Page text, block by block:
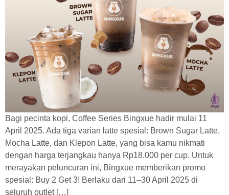
Bagi pecinta kopi, Coffee Series Bingxue hadir mulai 11
April 2025. Ada tiga varian latte spesial: Brown Sugar Latte,
Mocha Latte, dan Klepon Latte, yang bisa kamu nikmati
dengan harga terjangkau hanya Rp18.000 per cup. Untuk
merayakan peluncuran ini, Bingxue memberikan promo
spesial: Buy 2 Get 3! Berlaku dari 11–30 April 2025 di
seluruh outlet […]